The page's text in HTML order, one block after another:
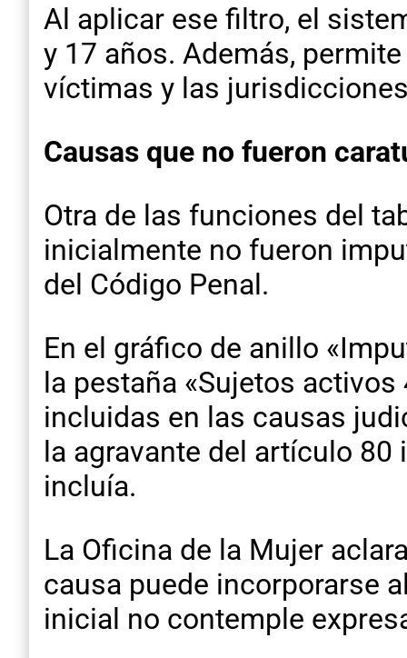
Al aplicar ese filtro, el
y 17 años. Además,
víctimas y las
Causas que no fueron
Otra de las funciones del
inicialmente no fueron
del Código Penal.
En el gráfico de anillo
la pestaña «Sujetos
incluidas en las causas
la agravante del artículo 80
incluía.
La Oficina de la Mujer
causa puede incorporarse
inicial no contemple